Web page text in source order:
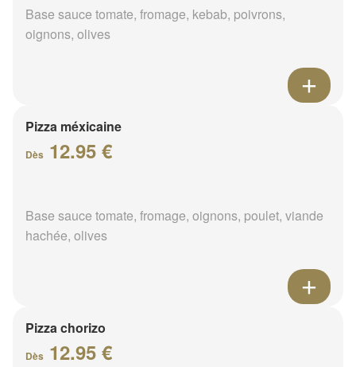
Base sauce tomate, fromage, kebab, poivrons,
oignons, olives
Pizza méxicaine
Dès 12.95 €
Base sauce tomate, fromage, oignons, poulet, viande
hachée, olives
Pizza chorizo
Dès 12.95 €